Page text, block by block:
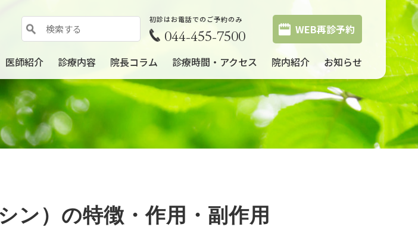
初診はお電話でのご予約のみ
044-455-7500 WEB再診予約
医師紹介 診療内容 院長コラム 診療時間・アクセス 院内紹介 お知らせ
ン）の特徴・作用・副作用